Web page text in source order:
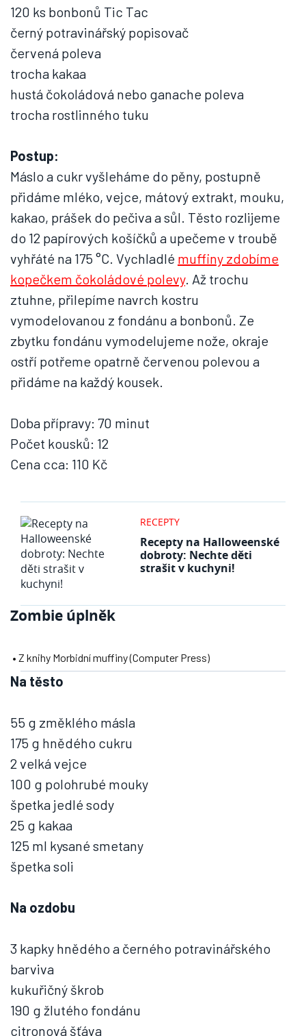
120 ks bonbonů Tic Tac
černý potravinářský popisovač
červená poleva
trocha kakaa
hustá čokoládová nebo ganache poleva
trocha rostlinného tuku
Postup:
Máslo a cukr vyšleháme do pěny, postupně
přidáme mléko, vejce, mátový extrakt, mouku,
kakao, prášek do pečiva a sůl. Těsto rozlijeme
do 12 papírových košíčků a upečeme v troubě
vyhřáté na 175 °C. Vychladlé muffiny zdobíme
kopečkem čokoládové polevy. Až trochu
ztuhne, přilepíme navrch kostru
vymodelovanou z fondánu a bonbonů. Ze
zbytku fondánu vymodelujeme nože, okraje
ostří potřeme opatrně červenou polevou a
přidáme na každý kousek.
Doba přípravy: 70 minut
Počet kousků: 12
Cena cca: 110 Kč
RECEPTY
Recepty na Halloweenské
dobroty: Nechte děti
strašit v kuchyni!
Zombie úplněk
• Z knihy Morbidní muffiny (Computer Press)
Na těsto
55 g změklého másla
175 g hnědého cukru
2 velká vejce
100 g polohrubé mouky
špetka jedlé sody
25 g kakaa
125 ml kysané smetany
špetka soli
Na ozdobu
3 kapky hnědého a černého potravinářského
barviva
kukuřičný škrob
190 g žlutého fondánu
citronová šťáva